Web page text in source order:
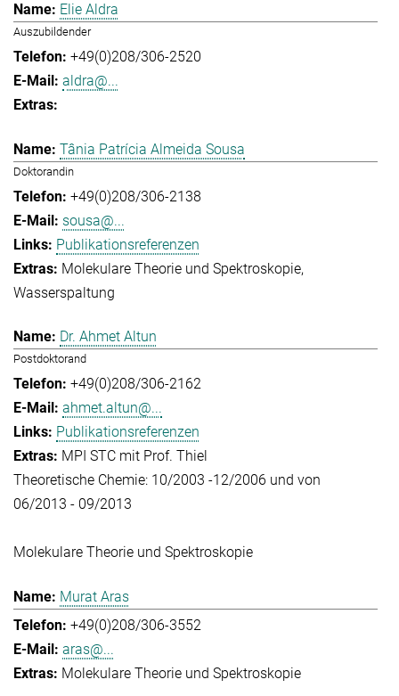
Elie Aldra
Auszubildender
+49(0)208/306-2520
aldra@...
Tânia Patrícia Almeida Sousa
Doktorandin
+49(0)208/306-2138
sousa@...
Publikationsreferenzen
Molekulare Theorie und Spektroskopie
Wasserspaltung
Dr. Ahmet Altun
Postdoktorand
+49(0)208/306-2162
ahmet.altun@...
Publikationsreferenzen
MPI STC mit Prof. Thiel
Theoretische Chemie: 10/2003 -12/2006 und von
06/2013 - 09/2013
Molekulare Theorie und Spektroskopie
Murat Aras
+49(0)208/306-3552
aras@...
Molekulare Theorie und Spektroskopie